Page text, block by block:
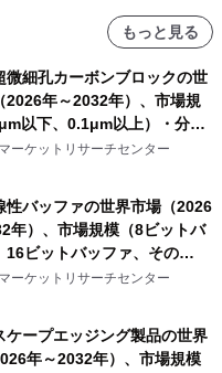
もっと見る
微細孔カーボンブロックの世
2026年～2032年）、市場規
以下、0.1μm以上）・分析
を発表
ーケットリサーチセンター
性バッファの世界市場（2026
年）、市場規模（8ビットバ
16ビットバッファ、その
析レポートを発表
ーケットリサーチセンター
ケープエッジング製品の世界
年～2032年）、市場規模